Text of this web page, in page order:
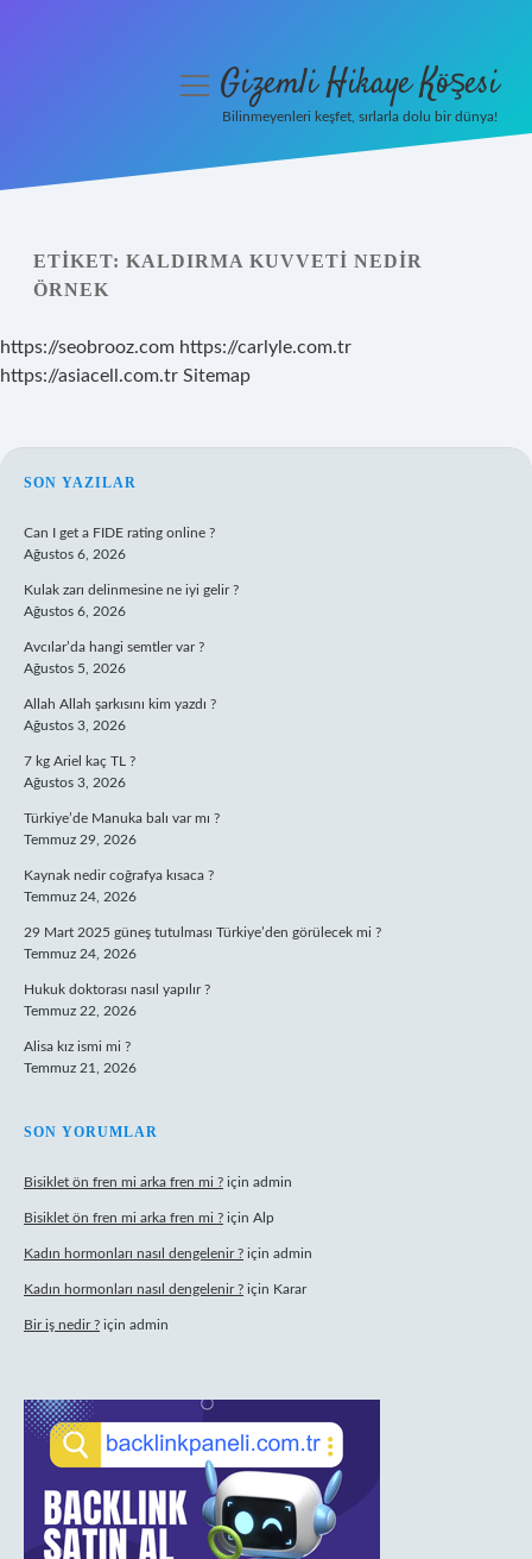
Yasal Uyarı
menüyüGizemli Hikaye Köşesi
Bilinmeyenleri keşfet, sırlarla dolu bir dünya!
ETIKET: KALDIRMA KUVVETI NEDIR
ÖRNEK
https://seobrooz.com https://carlyle.com.tr
https://asiacell.com.tr Sitemap
SIDEBAR
SON YAZILAR
Can I get a FIDE rating online ?
Ağustos 6, 2026
Kulak zarı delinmesine ne iyi gelir ?
Ağustos 6, 2026
Avcılar’da hangi semtler var ?
Ağustos 5, 2026
Allah Allah şarkısını kim yazdı ?
Ağustos 3, 2026
7 kg Ariel kaç TL ?
Ağustos 3, 2026
Türkiye’de Manuka balı var mı ?
Temmuz 29, 2026
Kaynak nedir coğrafya kısaca ?
Temmuz 24, 2026
29 Mart 2025 güneş tutulması Türkiye’den görülecek mi ?
Temmuz 24, 2026
Hukuk doktorası nasıl yapılır ?
Temmuz 22, 2026
Alisa kız ismi mi ?
Temmuz 21, 2026
SON YORUMLAR
Bisiklet ön fren mi arka fren mi ? için admin
Bisiklet ön fren mi arka fren mi ? için Alp
Kadın hormonları nasıl dengelenir ? için admin
Kadın hormonları nasıl dengelenir ? için Karar
Bir iş nedir ? için admin